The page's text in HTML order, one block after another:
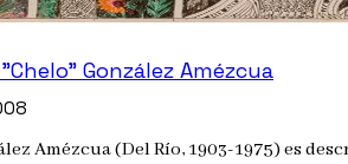
González Amézcua
Amézcua (Del Río, 1903-1975) es